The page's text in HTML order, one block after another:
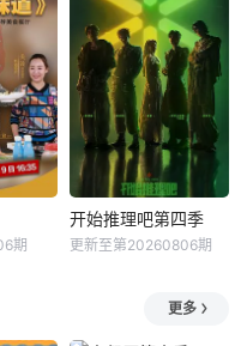
期
开始推理吧第四季
更新至第20260806期
更多